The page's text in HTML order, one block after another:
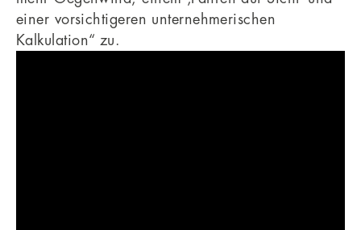
einer vorsichtigeren unternehmerischen
Kalkulation“ zu.